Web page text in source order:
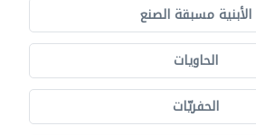
الأبنية مسبقة الصنع
الحاويات
الحفريّات